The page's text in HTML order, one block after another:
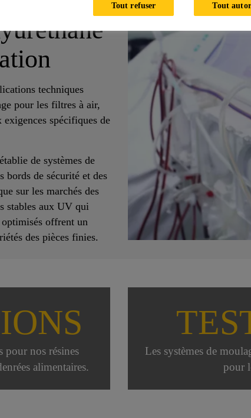
techniques
pour les filtres à air,
spécifiques de
de systèmes de
bords de sécurité et des
sur les marchés des
stables aux UV qui
optimisés offrent un
des pièces finies.
pour nos résines
alimentaires.
Les systèmes de
pour
Tout refuser Tout